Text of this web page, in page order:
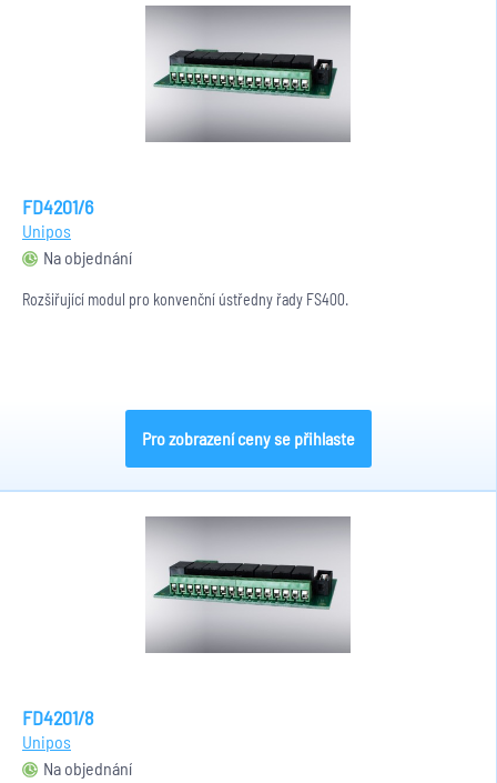
FD4201/6
Unipos
Na objednání
Rozšiřující modul pro konvenční ústředny řady FS400.
Pro zobrazení ceny se přihlaste
FD4201/8
Unipos
Na objednání